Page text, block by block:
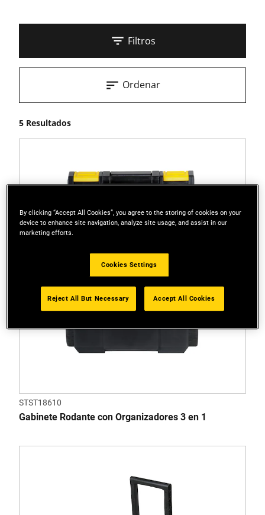
Filtros
5 Resultados
Ordenar
STST18610
Gabinete Rodante con Organizadores 3 en 1
By clicking “Accept All Cookies”, you agree to the storing of cookies on your
device to enhance site navigation, analyze site usage, and assist in our
marketing efforts.
Cookies Settings
Reject All But Necessary Accept All Cookies